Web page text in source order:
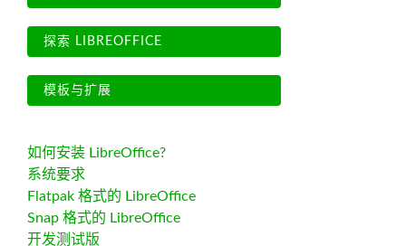
探索 LIBREOFFICE
模板与扩展
如何安装 LibreOffice?
系统要求
Flatpak 格式的 LibreOffice
Snap 格式的 LibreOffice
开发测试版